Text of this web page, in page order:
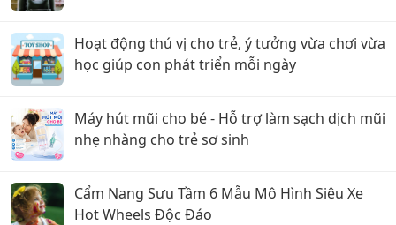
Hoạt động thú vị cho trẻ, ý tưởng vừa chơi vừa
học giúp con phát triển mỗi ngày
Máy hút mũi cho bé - Hỗ trợ làm sạch dịch mũi
nhẹ nhàng cho trẻ sơ sinh
Cẩm Nang Sưu Tầm 6 Mẫu Mô Hình Siêu Xe
Hot Wheels Độc Đáo